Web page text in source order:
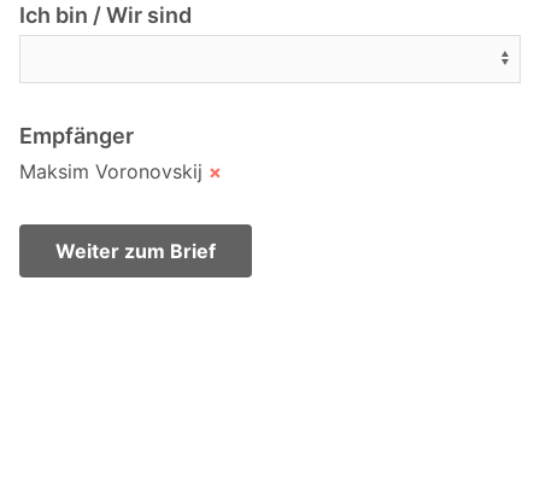
Ich bin / Wir sind
Empfänger
Maksim Voronovskij ×
Weiter zum Brief